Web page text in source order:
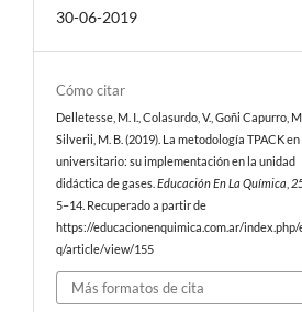
30-06-2019
Cómo citar
Delletesse, M. I., Colasurdo, V., Goñi Capurro,
Silverii, M. B. (2019). La metodología TPACK en
universitario: su implementación en la unidad
didáctica de gases.Educación En La Química
5–14. Recuperado a partir de
https://educacionenquimica.com.ar/index.php/
q/article/view/155
Más formatos de cita